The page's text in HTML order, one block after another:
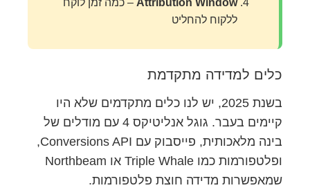
Attribution Window – כמה זמן לוקח
ללקוח להחליט
כלים למדידה מתקדמת
בשנת 2025, יש לנו כלים מתקדמים שלא היו
קיימים בעבר. גוגל אנליטיקס 4 עם מודלים של
בינה מלאכותית, פייסבוק עם Conversions API,
ופלטפורמות כמו Triple Whale או Northbeam
שמאפשרות מדידה חוצת פלטפורמות.